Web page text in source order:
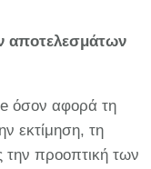
αποτελεσμάτων
όσον αφορά τη
εκτίμηση, τη
την προοπτική των